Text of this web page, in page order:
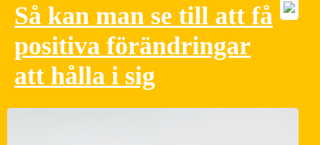
Så kan man se till att få
positiva förändringar
att hålla i sig